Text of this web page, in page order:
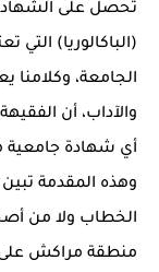
تحصل على الشهادة
(الباكالوريا) التي
الجامعة، وكلامنا
والآداب، أن
أي شهادة جامعية
وهذه المقدمة
الخطاب ولا من
منطقة مراكش على